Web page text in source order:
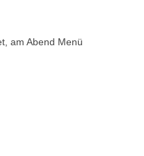
am Abend Menü